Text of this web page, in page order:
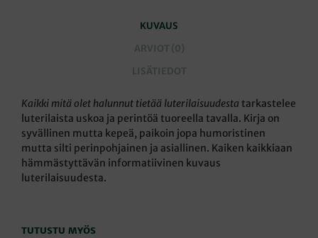
KUVAUS
ARVIOT (0)
LISÄTIEDOT
Kaikki mitä olet halunnut tietää luterilaisuudesta tarkastelee
luterilaista uskoa ja perintöä tuoreella tavalla. Kirja on
syvällinen mutta kepeä, paikoin jopa humoristinen
mutta silti perinpohjainen ja asiallinen. Kaiken kaikkiaan
hämmästyttävän informatiivinen kuvaus
luterilaisuudesta.
TUTUSTU MYÖS